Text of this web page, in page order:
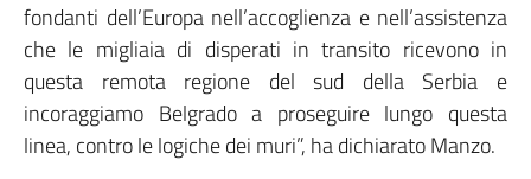
fondanti dell’Europa nell’accoglienza e nell’assistenza
che le migliaia di disperati in transito ricevono in
questa remota regione del sud della Serbia e
incoraggiamo Belgrado a proseguire lungo questa
linea, contro le logiche dei muri”, ha dichiarato Manzo.